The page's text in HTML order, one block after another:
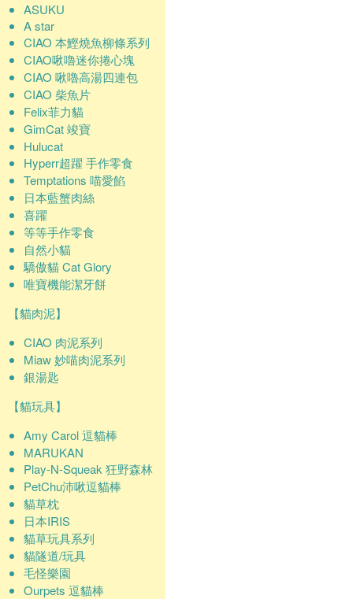
ASUKU
A star
CIAO 本鰹燒魚柳條系列
CIAO啾嚕迷你捲心塊
CIAO 啾嚕高湯四連包
CIAO 柴魚片
Felix菲力貓
GimCat 竣寶
Hulucat
Hyperr超躍 手作零食
Temptations 喵愛餡
日本藍蟹肉絲
喜躍
等等手作零食
自然小貓
驕傲貓 Cat Glory
唯寶機能潔牙餅
【貓肉泥】
CIAO 肉泥系列
Miaw 妙喵肉泥系列
銀湯匙
【貓玩具】
Amy Carol 逗貓棒
MARUKAN
Play-N-Squeak 狂野森林
PetChu沛啾逗貓棒
貓草枕
日本IRIS
貓草玩具系列
貓隧道/玩具
毛怪樂園
Ourpets 逗貓棒